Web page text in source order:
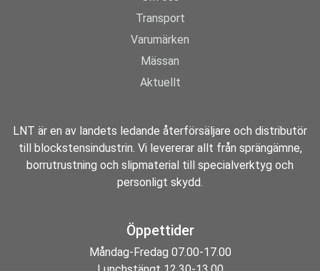
Transport
Varumärken
Mässan
Aktuellt
LNT är en av landets ledande återförsäljare och distributör
till blockstensindustrin. Vi levererar allt från sprängämne,
borrutrustning och slipmaterial till specialverktyg och
personligt skydd.
Öppettider
Måndag-Fredag 07.00-17.00